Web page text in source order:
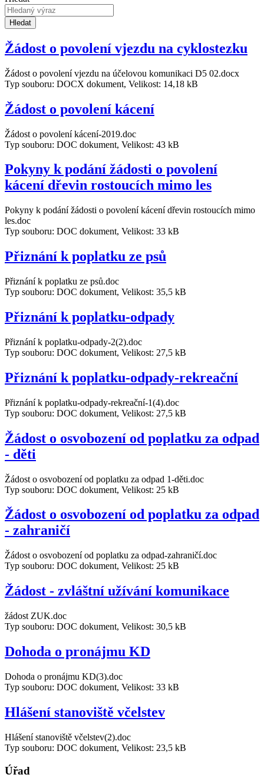
Hledat
Žádost o povolení vjezdu na cyklostezku
Žádost o povolení vjezdu na účelovou komunikaci D5 02.docx
Typ souboru: DOCX dokument, Velikost: 14,18 kB
Žádost o povolení kácení
Žádost o povolení kácení-2019.doc
Typ souboru: DOC dokument, Velikost: 43 kB
Pokyny k podání žádosti o povolení
kácení dřevin rostoucích mimo les
Pokyny k podání žádosti o povolení kácení dřevin rostoucích mimo
les.doc
Typ souboru: DOC dokument, Velikost: 33 kB
Přiznání k poplatku ze psů
Přiznání k poplatku ze psů.doc
Typ souboru: DOC dokument, Velikost: 35,5 kB
Přiznání k poplatku-odpady
Přiznání k poplatku-odpady-2(2).doc
Typ souboru: DOC dokument, Velikost: 27,5 kB
Přiznání k poplatku-odpady-rekreační
Přiznání k poplatku-odpady-rekreační-1(4).doc
Typ souboru: DOC dokument, Velikost: 27,5 kB
Žádost o osvobození od poplatku za odpad
- děti
Žádost o osvobození od poplatku za odpad 1-děti.doc
Typ souboru: DOC dokument, Velikost: 25 kB
Žádost o osvobození od poplatku za odpad
- zahraničí
Žádost o osvobození od poplatku za odpad-zahraničí.doc
Typ souboru: DOC dokument, Velikost: 25 kB
Žádost - zvláštní užívání komunikace
žádost ZUK.doc
Typ souboru: DOC dokument, Velikost: 30,5 kB
Dohoda o pronájmu KD
Dohoda o pronájmu KD(3).doc
Typ souboru: DOC dokument, Velikost: 33 kB
Hlášení stanoviště včelstev
Hlášení stanoviště včelstev(2).doc
Typ souboru: DOC dokument, Velikost: 23,5 kB
Úřad